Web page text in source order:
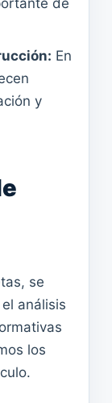
En
y
se
análisis
los